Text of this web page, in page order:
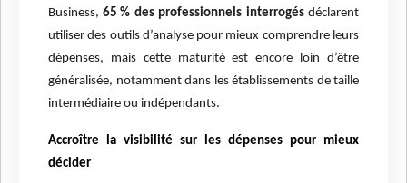
Business,65 % des professionnels interrogésdéclarent
utiliser des outils d’analyse pour mieux comprendre leurs
dépenses, mais cette maturité est encore loin d’être
généralisée, notamment dans les établissements de taille
intermédiaire ou indépendants.
Accroître la visibilité sur les dépenses pour mieux
décider